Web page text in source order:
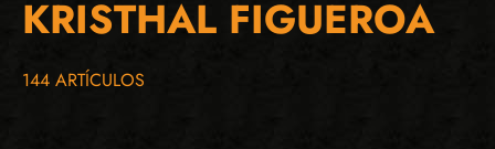
KRISTHAL FIGUEROA
144 ARTÍCULOS